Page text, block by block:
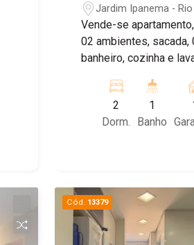
Jardim Ipanema -
Vende-se
02 ambientes,
banheiro, cozinha e
2
Dorm.
1
Banho
Cód. 13379